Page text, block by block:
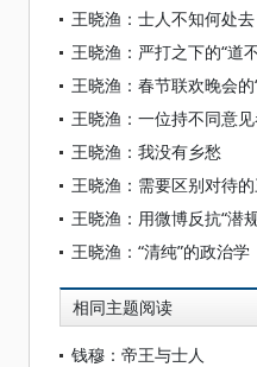
王晓渔：士人不知何处去
王晓渔：严打之下的“道
王晓渔：春节联欢晚会的
王晓渔：一位持不同意见
王晓渔：我没有乡愁
王晓渔：需要区别对待
王晓渔：用微博反抗“潜
王晓渔：“清纯”的政治学
相同主题阅读
钱穆：帝王与士人